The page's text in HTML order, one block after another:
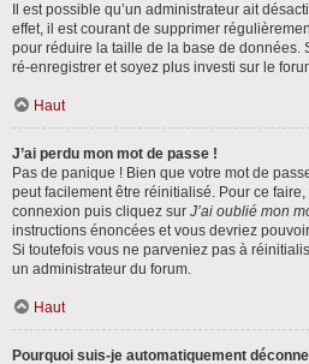
Il est possible qu’un administrateur ait
effet, il est courant de supprimer
pour réduire la taille de la base de données.
ré-enregistrer et soyez plus investi sur le
Haut
J’ai perdu mon mot de passe !
Pas de panique ! Bien que votre mot de
peut facilement être réinitialisé. Pour ce
connexion puis cliquez sur J’ai oublié mon
instructions énoncées et vous devriez
Si toutefois vous ne parveniez pas à
un administrateur du forum.
Haut
Pourquoi suis-je automatiquement